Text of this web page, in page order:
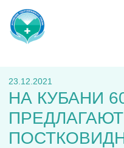
23.12.2021
НА КУБАНИ